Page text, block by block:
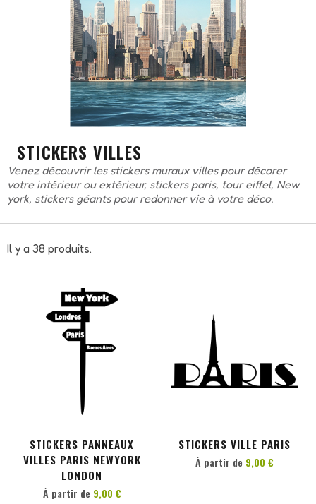
STICKERS VILLES
Venez découvrir les stickers muraux villes pour décorer
votre intérieur ou extérieur, stickers paris, tour eiffel, New
york, stickers géants pour redonner vie à votre déco.
Il y a 38 produits.
STICKERS PANNEAUX
VILLES PARIS NEWYORK
LONDON
PERSONNALISER
À partir de 9,00 €
STICKERS VILLE PARIS
À partir de 9,00 €